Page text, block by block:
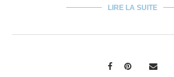
LIRE LA SUITE